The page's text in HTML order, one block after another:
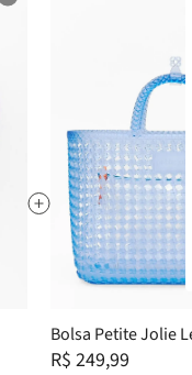
Bolsa Petite Jolie
Translúcido PJ11421
R$ 249,99